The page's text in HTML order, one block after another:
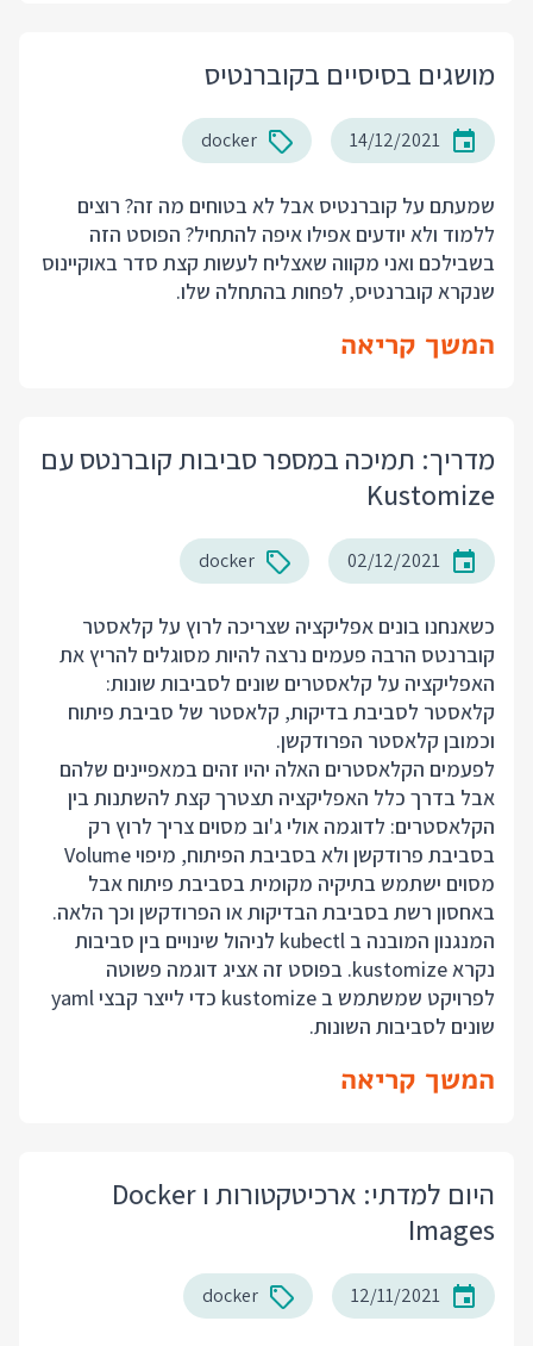
מושגים בסיסיים בקוברנטיס
14/12/2021
docker
שמעתם על קוברנטיס אבל לא בטוחים מה זה? רוצים
ללמוד ולא יודעים אפילו איפה להתחיל? הפוסט הזה
בשבילכם ואני מקווה שאצליח לעשות קצת סדר באוקיינוס
שנקרא קוברנטיס, לפחות בהתחלה שלו.
המשך קריאה
מדריך: תמיכה במספר סביבות קוברנטס עם
Kustomize
02/12/2021
docker
כשאנחנו בונים אפליקציה שצריכה לרוץ על קלאסטר
קוברנטס הרבה פעמים נרצה להיות מסוגלים להריץ את
האפליקציה על קלאסטרים שונים לסביבות שונות:
קלאסטר לסביבת בדיקות, קלאסטר של סביבת פיתוח
וכמובן קלאסטר הפרודקשן.
לפעמים הקלאסטרים האלה יהיו זהים במאפיינים שלהם
אבל בדרך כלל האפליקציה תצטרך קצת להשתנות בין
הקלאסטרים: לדוגמה אולי ג'וב מסוים צריך לרוץ רק
בסביבת פרודקשן ולא בסביבת הפיתוח, מיפוי Volume
מסוים ישתמש בתיקיה מקומית בסביבת פיתוח אבל
באחסון רשת בסביבת הבדיקות או הפרודקשן וכך הלאה.
המנגנון המובנה ב kubectl לניהול שינויים בין סביבות
נקרא kustomize. בפוסט זה אציג דוגמה פשוטה
לפרויקט שמשתמש ב kustomize כדי לייצר קבצי yaml
שונים לסביבות השונות.
המשך קריאה
היום למדתי: ארכיטקטורות ו Docker
Images
12/11/2021
docker